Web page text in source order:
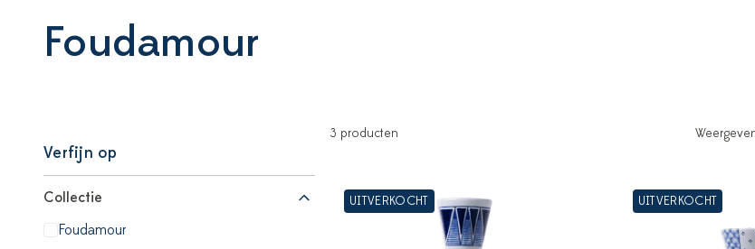
Foudamour
Verfijn op
Collectie
Foudamour
3 producten
UITVERKOCHT UITVERKOCHT